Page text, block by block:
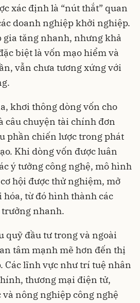
xác định là “nút thắt” quan
doanh nghiệp khởi nghiệp.
gia tăng nhanh, nhưng khả
biệt là vốn mạo hiểm và
vẫn chưa tương xứng với
khơi thông dòng vốn cho
câu chuyện tài chính đơn
phần chiến lược trong phát
Khi dòng vốn được luân
ý tưởng công nghệ, mô hình
hội được thử nghiệm, mở
từ đó hình thành các
nhanh.
quỹ đầu tư trong và ngoài
tâm mạnh mẽ hơn đến thị
Các lĩnh vực như trí tuệ nhân
thương mại điện tử,
và nông nghiệp công nghệ